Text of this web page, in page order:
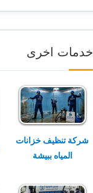
خدمات اخرى
شركة تنظيف خزانات
المياه ببيشة